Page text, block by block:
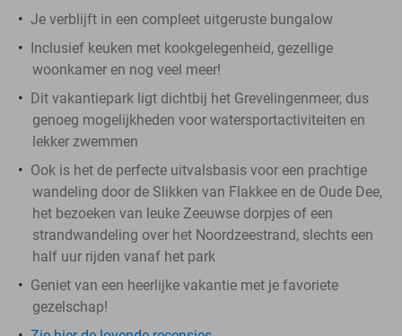
Je verblijft in een compleet uitgeruste bungalow
Inclusief keuken met kookgelegenheid, gezellige
woonkamer en nog veel meer!
Dit vakantiepark ligt dichtbij het Grevelingenmeer, dus
genoeg mogelijkheden voor watersportactiviteiten en
lekker zwemmen
Ook is het de perfecte uitvalsbasis voor een prachtige
wandeling door de Slikken van Flakkee en de Oude Dee,
het bezoeken van leuke Zeeuwse dorpjes of een
strandwandeling over het Noordzeestrand, slechts een
half uur rijden vanaf het park
Geniet van een heerlijke vakantie met je favoriete
gezelschap!